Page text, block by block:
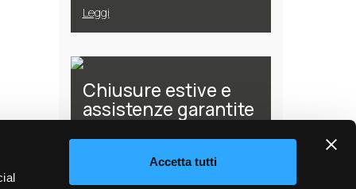
Accetta tutti
Leggi
Chiusure estive e
assistenze garantite
Leggi